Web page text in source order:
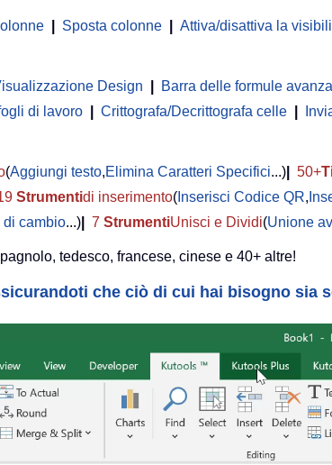
Sposta colonne Attiva/disattiva la
Design Barra delle formule
di lavoro Crittografa/Decrittografa celle
(Aggiungi testo,Elimina Caratteri Specifici...) 50+
Strumentidi inserimento( Inserisci Codice QR,
di cambio...) 7 StrumentiUnisci e Dividi(Unione
tedesco, francese, cinese e 40+ altre!
che ciò di cui hai bisogno sia